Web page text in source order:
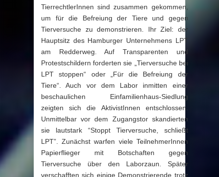
TierrechtlerInnen sind zusammen gekommen,
um für die Befreiung der Tiere und gegen
Tierversuche zu demonstrieren. Ihr Ziel: der
Hauptsitz des Hamburger Unternehmens LPT
am Redderweg. Auf Transparenten und
Protestschildern forderten sie „Tierversuche bei
LPT stoppen“ oder „Für die Befreiung der
Tiere“. Auch vor dem Labor inmitten einer
beschaulichen Einfamilienhaus-Siedlung
zeigten sich die AktivistInnen entschlossen.
Unmittelbar vor dem Zugangstor skandierten
sie lautstark “Stoppt Tierversuche, schließt
LPT”. Zunächst warfen viele TeilnehmerInnen
Papierflieger mit Botschaften gegen
Tierversuche über den Laborzaun. Später
verschafften sich einige Demonstrierende trotz